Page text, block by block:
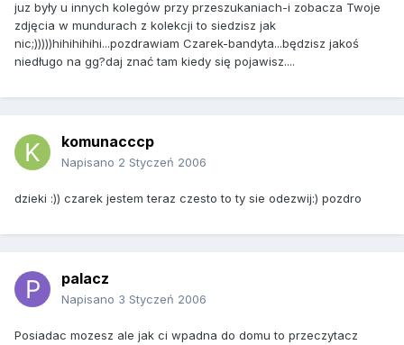
juz były u innych kolegów przy przeszukaniach-i zobacza Twoje
zdjęcia w mundurach z kolekcji to siedzisz jak
nic;)))))hihihihihi...pozdrawiam Czarek-bandyta...będzisz jakoś
niedługo na gg?daj znać tam kiedy się pojawisz....
komunacccp
Napisano 2 Styczeń 2006
dzieki :)) czarek jestem teraz czesto to ty sie odezwij:) pozdro
palacz
Napisano 3 Styczeń 2006
Posiadac mozesz ale jak ci wpadna do domu to przeczytacz